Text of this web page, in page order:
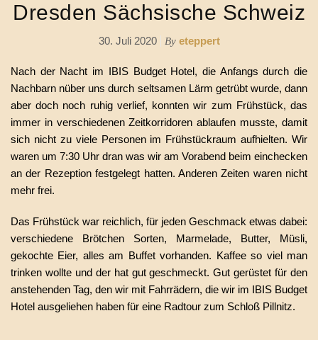
Dresden Sächsische Schweiz
30. Juli 2020 By eteppert
Nach der Nacht im IBIS Budget Hotel, die Anfangs durch die
Nachbarn nüber uns durch seltsamen Lärm getrübt wurde, dann
aber doch noch ruhig verlief, konnten wir zum Frühstück, das
immer in verschiedenen Zeitkorridoren ablaufen musste, damit
sich nicht zu viele Personen im Frühstückraum aufhielten. Wir
waren um 7:30 Uhr dran was wir am Vorabend beim einchecken
an der Rezeption festgelegt hatten. Anderen Zeiten waren nicht
mehr frei.
Das Frühstück war reichlich, für jeden Geschmack etwas dabei:
verschiedene Brötchen Sorten, Marmelade, Butter, Müsli,
gekochte Eier, alles am Buffet vorhanden. Kaffee so viel man
trinken wollte und der hat gut geschmeckt. Gut gerüstet für den
anstehenden Tag, den wir mit Fahrrädern, die wir im IBIS Budget
Hotel ausgeliehen haben für eine Radtour zum Schloß Pillnitz.